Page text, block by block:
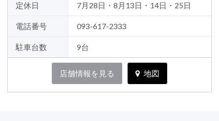
定休日 7月28日・8月13日・14日・25日
電話番号 093-617-2333
駐車台数 9台
店舗情報を見る 地図